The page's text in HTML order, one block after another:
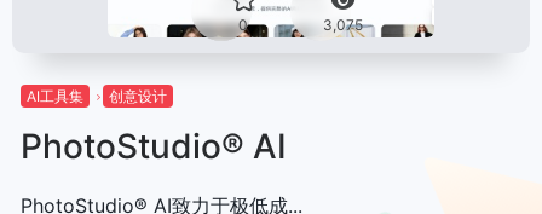
0 3,075
AI工具集 创意设计
PhotoStudio® AI
PhotoStudio® AI致力于极低成...